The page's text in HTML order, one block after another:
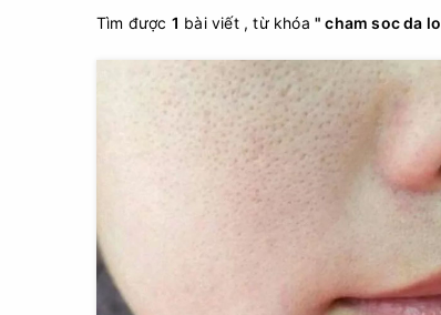
Tìm được 1 bài viết , từ khóa" cham soc da